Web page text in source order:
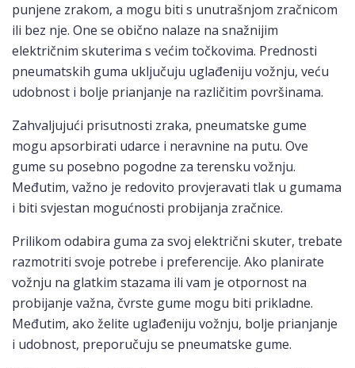
punjene zrakom, a mogu biti s unutrašnjom zračnicom
ili bez nje. One se obično nalaze na snažnijim
električnim skuterima s većim točkovima. Prednosti
pneumatskih guma uključuju uglađeniju vožnju, veću
udobnost i bolje prianjanje na različitim površinama.
Zahvaljujući prisutnosti zraka, pneumatske gume
mogu apsorbirati udarce i neravnine na putu. Ove
gume su posebno pogodne za terensku vožnju.
Međutim, važno je redovito provjeravati tlak u gumama
i biti svjestan mogućnosti probijanja zračnice.
Prilikom odabira guma za svoj električni skuter, trebate
razmotriti svoje potrebe i preferencije. Ako planirate
vožnju na glatkim stazama ili vam je otpornost na
probijanje važna, čvrste gume mogu biti prikladne.
Međutim, ako želite uglađeniju vožnju, bolje prianjanje
i udobnost, preporučuju se pneumatske gume.